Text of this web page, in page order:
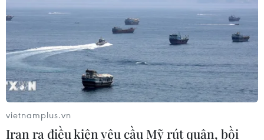
vietnamplus.vn
Iran ra điều kiện yêu cầu Mỹ rút quân, bồi